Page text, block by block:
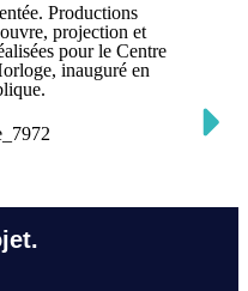
Productions
projection et
pour le Centre
inauguré en